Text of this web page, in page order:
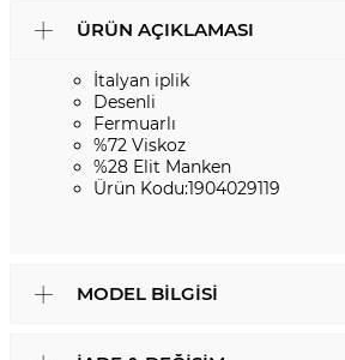
ÜRÜN AÇIKLAMASI
İtalyan iplik
Desenli
Fermuarlı
%72 Viskoz
%28 Elit Manken
Ürün Kodu:1904029119
MODEL BILGISI